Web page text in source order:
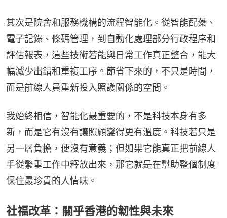
其次是院舍和服務機構的流程智能化。從智能配藥、
電子記錄、條碼管理，到自動化處理部分行政程序和
評估報表，這些技術若能與日常工作真正整合，能大
幅減少出錯和重複工序。節省下來的，不只是時間，
而是前線人員重新投入照護關係的空間。
我始終相信，智能化最重要的，不是科技本身有多
新，而是它有沒有讓照顧變得更有溫度。科技若只是
另一層負擔，便沒有意義；但如果它能真正把前線人
手從繁重工作中釋放出來，那它就是在幫助整個制度
保住最珍貴的人情味。
社福改革：關乎香港的韌性與未來